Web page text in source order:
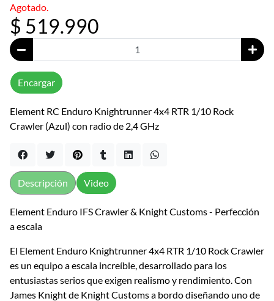
Agotado.
$ 519.990
Encargar
Element RC Enduro Knightrunner 4x4 RTR 1/10 Rock
Crawler (Azul) con radio de 2,4 GHz
Element Enduro IFS Crawler & Knight Customs - Perfección
a escala
El Element Enduro Knightrunner 4x4 RTR 1/10 Rock Crawler
es un equipo a escala increíble, desarrollado para los
entusiastas serios que exigen realismo y rendimiento. Con
James Knight de Knight Customs a bordo diseñando uno de
Descripción Video